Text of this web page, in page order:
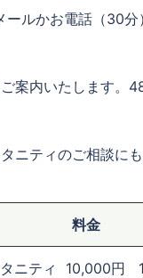
ールかお電話（30分
案内いたします。
ニティのご相談に
料金
ニティ 10,000円 1